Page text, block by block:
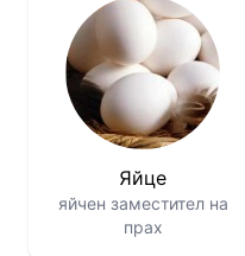
Яйце
яйчен заместител на
прах